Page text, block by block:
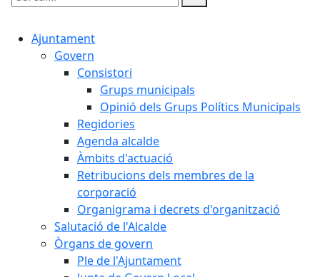
Cercar:
Ajuntament
Govern
Consistori
Grups municipals
Opinió dels Grups Polítics Municipals
Regidories
Agenda alcalde
Àmbits d'actuació
Retribucions dels membres de la
corporació
Organigrama i decrets d'organització
Salutació de l'Alcalde
Òrgans de govern
Ple de l'Ajuntament